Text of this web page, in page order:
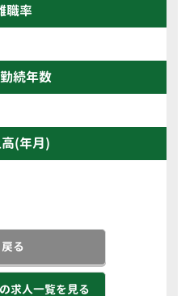
職率
続年数
(年月)
戻る
求人一覧を見る